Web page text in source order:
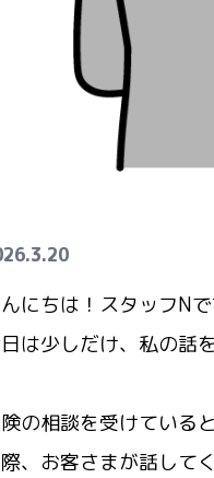
にちは！スタッフNで
は少しだけ、私の話
の相談を受けている
、お客さまが話して